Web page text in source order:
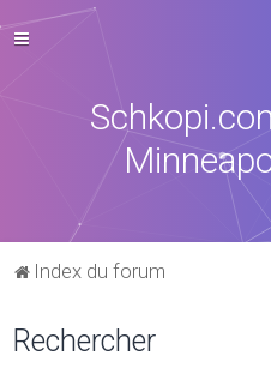
Index du forum
Rechercher